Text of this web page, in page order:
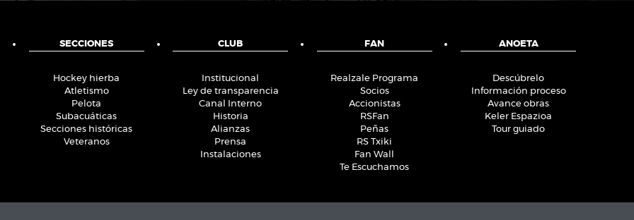
SECCIONES
Hockey hierba
Atletismo
Pelota
Subacuáticas
Secciones históricas
Veteranos
CLUB
Institucional
Ley de transparencia
Canal Interno
Historia
Alianzas
Prensa
Instalaciones
FAN
Realzale Programa
Socios
Accionistas
RSFan
Peñas
RS Txiki
Fan Wall
Te Escuchamos
ANOETA
Descúbrelo
Información proceso
Avance obras
Keler Espazioa
Tour guiado